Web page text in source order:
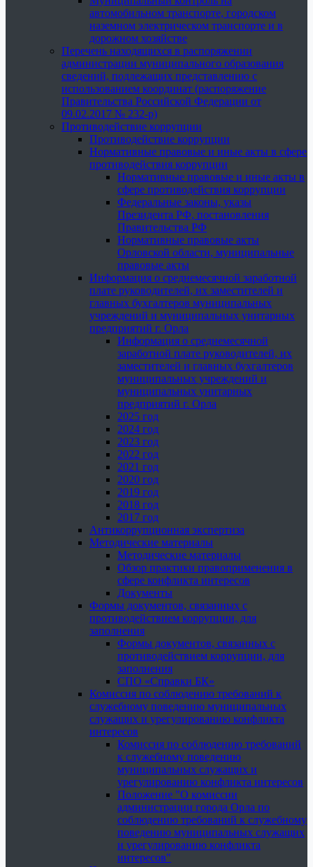
автомобильном транспорте, городском
наземном электрическом транспорте и в
дорожном хозяйстве
Перечень находящихся в распоряжении
администрации муниципального образования
сведений, подлежащих представлению с
использованием координат (распоряжение
Правительства Российской Федерации от
09.02.2017 № 232-р)
Противодействие коррупции
Противодействие коррупции
Нормативные правовые и иные акты в сфере
противодействия коррупции
Нормативные правовые и иные акты в
сфере противодействия коррупции
Федеральные законы, указы
Президента РФ, постановления
Правительства РФ
Нормативные правовые акты
Орловской области, муниципальные
правовые акты
Информация о среднемесячной заработной
плате руководителей, их заместителей и
главных бухгалтеров муниципальных
учреждений и муниципальных унитарных
предприятий г. Орла
Информация о среднемесячной
заработной плате руководителей, их
заместителей и главных бухгалтеров
муниципальных учреждений и
муниципальных унитарных
предприятий г. Орла
2025 год
2024 год
2023 год
2022 год
2021 год
2020 год
2019 год
2018 год
2017 год
Антикоррупционная экспертиза
Методические материалы
Методические материалы
Обзор практики правоприменения в
сфере конфликта интересов
Документы
Формы документов, связанных с
противодействием коррупции, для
заполнения
Формы документов, связанных с
противодействием коррупции, для
заполнения
СПО «Справки БК»
Комиссия по соблюдению требований к
служебному поведению муниципальных
служащих и урегулированию конфликта
интересов
Комиссия по соблюдению требований
к служебному поведению
муниципальных служащих и
урегулированию конфликта интересов
Положение "О комиссии
администрации города Орла по
соблюдению требований к служебному
поведению муниципальных служащих
и урегулированию конфликта
интересов"